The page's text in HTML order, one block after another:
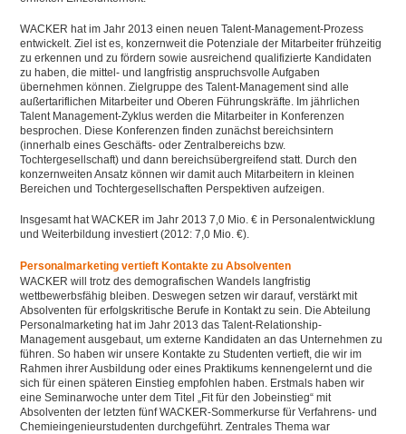
WACKER hat im Jahr 2013 einen neuen Talent-Management-Prozess
entwickelt. Ziel ist es, konzernweit die Potenziale der Mitarbeiter frühzeitig
zu erkennen und zu fördern sowie ausreichend qualifizierte Kandidaten
zu haben, die mittel- und langfristig anspruchsvolle Aufgaben
übernehmen können. Zielgruppe des Talent-Management sind alle
außertariflichen Mitarbeiter und Oberen Führungskräfte. Im jährlichen
Talent Management-Zyklus werden die Mitarbeiter in Konferenzen
besprochen. Diese Konferenzen finden zunächst bereichsintern
(innerhalb eines Geschäfts- oder Zentralbereichs bzw.
Tochtergesellschaft) und dann bereichsübergreifend statt. Durch den
konzernweiten Ansatz können wir damit auch Mitarbeitern in kleinen
Bereichen und Tochtergesellschaften Perspektiven aufzeigen.
Insgesamt hat WACKER im Jahr 2013 7,0 Mio. € in Personalentwicklung
und Weiterbildung investiert (2012: 7,0 Mio. €).
Personalmarketing vertieft Kontakte zu Absolventen
WACKER will trotz des demografischen Wandels langfristig
wettbewerbsfähig bleiben. Deswegen setzen wir darauf, verstärkt mit
Absolventen für erfolgskritische Berufe in Kontakt zu sein. Die Abteilung
Personalmarketing hat im Jahr 2013 das Talent-Relationship-
Management ausgebaut, um externe Kandidaten an das Unternehmen zu
führen. So haben wir unsere Kontakte zu Studenten vertieft, die wir im
Rahmen ihrer Ausbildung oder eines Praktikums kennengelernt und die
sich für einen späteren Einstieg empfohlen haben. Erstmals haben wir
eine Seminarwoche unter dem Titel „Fit für den Jobeinstieg“ mit
Absolventen der letzten fünf WACKER-Sommerkurse für Verfahrens- und
Chemieingenieurstudenten durchgeführt. Zentrales Thema war